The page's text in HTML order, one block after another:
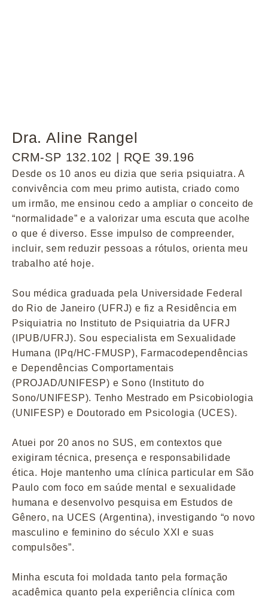
Dra. Aline Rangel
CRM-SP 132.102 | RQE 39.196
Desde os 10 anos eu dizia que seria psiquiatra. A
convivência com meu primo autista, criado como
um irmão, me ensinou cedo a ampliar o conceito de
“normalidade” e a valorizar uma escuta que acolhe
o que é diverso. Esse impulso de compreender,
incluir, sem reduzir pessoas a rótulos, orienta meu
trabalho até hoje.
Sou médica graduada pela Universidade Federal
do Rio de Janeiro (UFRJ) e fiz a Residência em
Psiquiatria no Instituto de Psiquiatria da UFRJ
(IPUB/UFRJ). Sou especialista em Sexualidade
Humana (IPq/HC-FMUSP), Farmacodependências
e Dependências Comportamentais
(PROJAD/UNIFESP) e Sono (Instituto do
Sono/UNIFESP). Tenho Mestrado em Psicobiologia
(UNIFESP) e Doutorado em Psicologia (UCES).
Atuei por 20 anos no SUS, em contextos que
exigiram técnica, presença e responsabilidade
ética. Hoje mantenho uma clínica particular em São
Paulo com foco em saúde mental e sexualidade
humana e desenvolvo pesquisa em Estudos de
Gênero, na UCES (Argentina), investigando “o novo
masculino e feminino do século XXI e suas
compulsões”.
Minha escuta foi moldada tanto pela formação
acadêmica quanto pela experiência clínica com